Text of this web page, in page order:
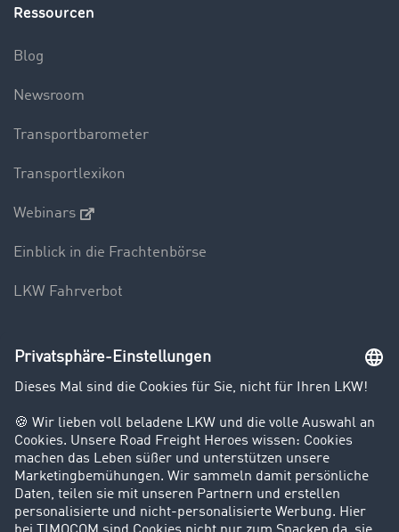
Ressourcen
Blog
Newsroom
Transportbarometer
Transportlexikon
Webinars
Einblick in die Frachtenbörse
LKW Fahrverbot
Unternehmen
Kunden werben Kunden
Success Stories
Karriere
Support